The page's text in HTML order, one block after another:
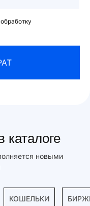
новыми
КОШЕЛЬКИ